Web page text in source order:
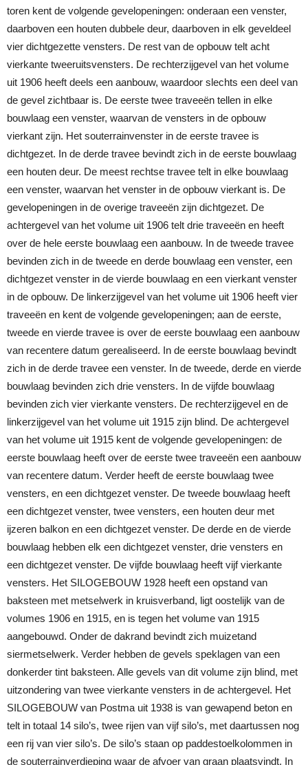
toren kent de volgende gevelopeningen: onderaan een venster,
daarboven een houten dubbele deur, daarboven in elk geveldeel
vier dichtgezette vensters. De rest van de opbouw telt acht
vierkante tweeruitsvensters. De rechterzijgevel van het volume
uit 1906 heeft deels een aanbouw, waardoor slechts een deel van
de gevel zichtbaar is. De eerste twee traveeën tellen in elke
bouwlaag een venster, waarvan de vensters in de opbouw
vierkant zijn. Het souterrainvenster in de eerste travee is
dichtgezet. In de derde travee bevindt zich in de eerste bouwlaag
een houten deur. De meest rechtse travee telt in elke bouwlaag
een venster, waarvan het venster in de opbouw vierkant is. De
gevelopeningen in de overige traveeën zijn dichtgezet. De
achtergevel van het volume uit 1906 telt drie traveeën en heeft
over de hele eerste bouwlaag een aanbouw. In de tweede travee
bevinden zich in de tweede en derde bouwlaag een venster, een
dichtgezet venster in de vierde bouwlaag en een vierkant venster
in de opbouw. De linkerzijgevel van het volume uit 1906 heeft vier
traveeën en kent de volgende gevelopeningen; aan de eerste,
tweede en vierde travee is over de eerste bouwlaag een aanbouw
van recentere datum gerealiseerd. In de eerste bouwlaag bevindt
zich in de derde travee een venster. In de tweede, derde en vierde
bouwlaag bevinden zich drie vensters. In de vijfde bouwlaag
bevinden zich vier vierkante vensters. De rechterzijgevel en de
linkerzijgevel van het volume uit 1915 zijn blind. De achtergevel
van het volume uit 1915 kent de volgende gevelopeningen: de
eerste bouwlaag heeft over de eerste twee traveeën een aanbouw
van recentere datum. Verder heeft de eerste bouwlaag twee
vensters, en een dichtgezet venster. De tweede bouwlaag heeft
een dichtgezet venster, twee vensters, een houten deur met
ijzeren balkon en een dichtgezet venster. De derde en de vierde
bouwlaag hebben elk een dichtgezet venster, drie vensters en
een dichtgezet venster. De vijfde bouwlaag heeft vijf vierkante
vensters. Het SILOGEBOUW 1928 heeft een opstand van
baksteen met metselwerk in kruisverband, ligt oostelijk van de
volumes 1906 en 1915, en is tegen het volume van 1915
aangebouwd. Onder de dakrand bevindt zich muizetand
siermetselwerk. Verder hebben de gevels speklagen van een
donkerder tint baksteen. Alle gevels van dit volume zijn blind, met
uitzondering van twee vierkante vensters in de achtergevel. Het
SILOGEBOUW van Postma uit 1938 is van gewapend beton en
telt in totaal 14 silo’s, twee rijen van vijf silo’s, met daartussen nog
een rij van vier silo’s. De silo’s staan op paddestoelkolommen in
de souterrainverdieping waar de afvoer van graan plaatsvindt. In